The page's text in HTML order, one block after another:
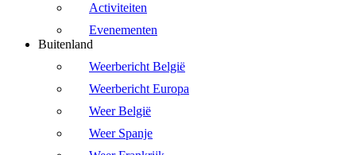
Activiteiten
Evenementen
Buitenland
Weerbericht België
Weerbericht Europa
Weer België
Weer Spanje